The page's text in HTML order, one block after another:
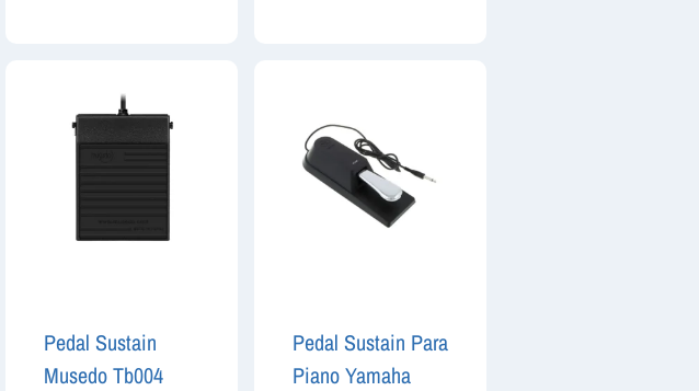
Pedal Sustain
Musedo Tb004
Pedal Sustain Para
Piano Yamaha